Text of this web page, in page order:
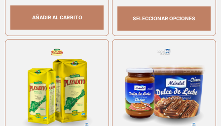
AÑADIR AL CARRITO SELECCIONAR OPCIONES